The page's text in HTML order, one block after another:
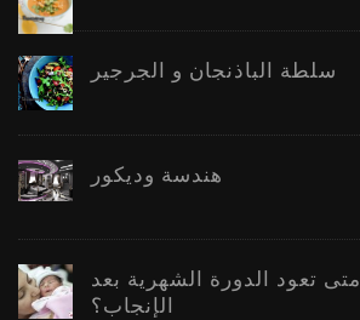
سلطة الباذنجان و الجرجير
هندسة وديكور
متى تعود الدورة الشهرية بعد
الإنجاب؟